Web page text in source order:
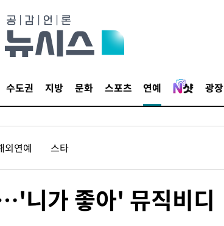
수도권 지방 문화 스포츠 연예 광장
외연예 스타
니가 좋아' 뮤직비디